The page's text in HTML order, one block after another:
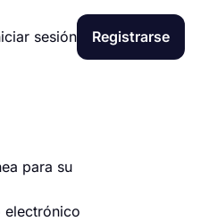
sesión Registrarse
para su
electrónico